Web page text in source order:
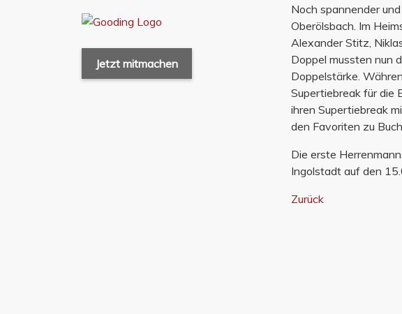
Noch spannender
Oberölsbach. Im
Alexander Stitz,
Doppel mussten nun
Doppelstärke.
Supertiebreak für die
ihren Supertiebreak
den Favoriten zu
Die erste
Ingolstadt auf den
Zurück
Jetzt mitmachen